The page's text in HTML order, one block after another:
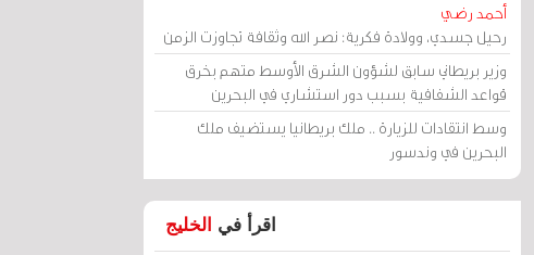
أحمد رضي
رحيل جسدي، وولادة فكرية: نصر الله وثقافة تجاوزت الزمن
وزير بريطاني سابق لشؤون الشرق الأوسط متهم بخرق
قواعد الشفافية بسبب دور استشاري في البحرين
وسط انتقادات للزيارة .. ملك بريطانيا يستضيف ملك
البحرين في وندسور
اقرأ في الخليج